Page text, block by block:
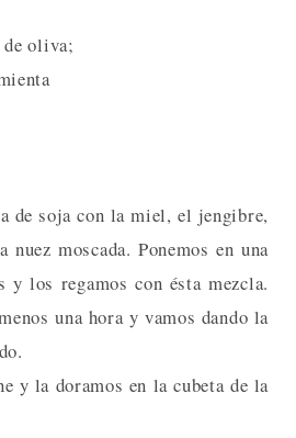
de oliva;
de soja con la miel, el jengibre,
moscada. Ponemos en una
los regamos con ésta mezcla.
una hora y vamos dando la
y la doramos en la cubeta de la